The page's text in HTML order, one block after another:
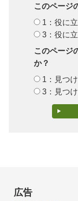
このページ
1：役に
3：役に
このページ
か？
1：見つ
3：見つ
広告